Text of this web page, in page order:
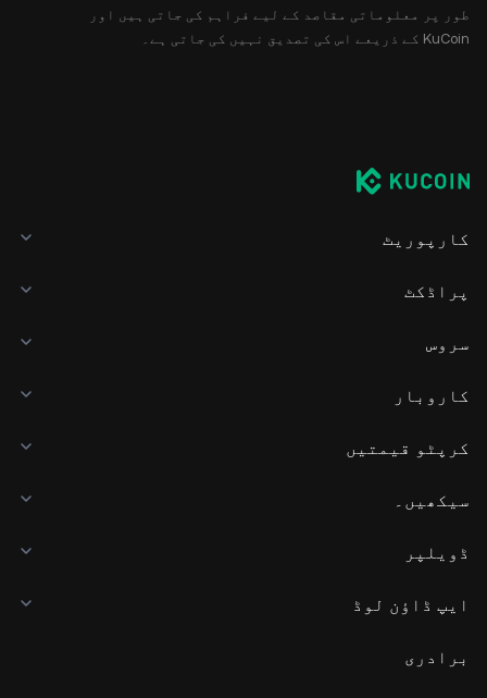
طور پر معلوماتی مقاصد کے لیے فراہم کی جاتی ہیں اور
KuCoin کے ذریعے اس کی تصدیق نہیں کی جاتی ہے۔
کارپوریٹ
پراڈکٹ
سروس
کاروبار
کرپٹو قیمتیں
سیکھیں۔
ڈویلپر
ایپ ڈاؤن لوڈ
برادری